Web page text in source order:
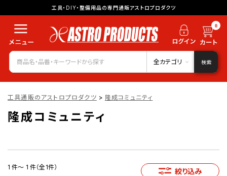
工具・DIY・整備用品の専門通販アストロプロダクツ
0
全カテゴリ 検索
工具通販のアストロプロダクツ > 隆成コミュニティ
隆成コミュニティ
1 件～ 1 件（全1件） 絞り込み